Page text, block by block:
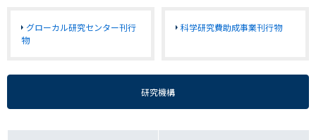
グローカル研究センター刊行
物
科学研究費助成事業刊行物
研究機構